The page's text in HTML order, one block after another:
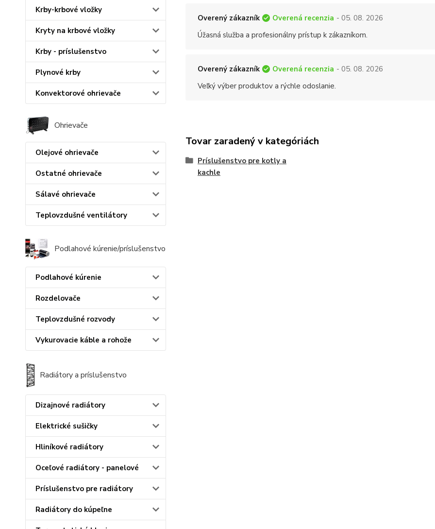
Krby-krbové vložky
Kryty na krbové vložky
Krby - príslušenstvo
Plynové krby
Konvektorové ohrievače
Ohrievače
Olejové ohrievače
Ostatné ohrievače
Sálavé ohrievače
Teplovzdušné ventilátory
Podlahové kúrenie/príslušenstvo
Podlahové kúrenie
Rozdelovače
Teplovzdušné rozvody
Vykurovacie káble a rohože
Radiátory a príslušenstvo
Dizajnové radiátory
Elektrické sušičky
Hliníkové radiátory
Oceľové radiátory - panelové
Príslušenstvo pre radiátory
Radiátory do kúpeľne
Overený zákazník Overená recenzia - 05. 08. 2026
Úžasná služba a profesionálny prístup k zákazníkom.
Overený zákazník Overená recenzia - 05. 08. 2026
Veľký výber produktov a rýchle odoslanie.
Tovar zaradený v kategóriách
Príslušenstvo pre kotly a
kachle